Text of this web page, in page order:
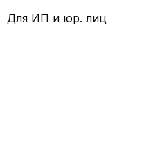
Для ИП и юр. лиц